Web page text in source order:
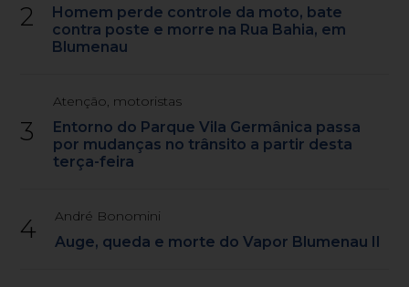
2
Homem perde controle da moto, bate
contra poste e morre na Rua Bahia, em
Blumenau
3
Atenção, motoristas
Entorno do Parque Vila Germânica passa
por mudanças no trânsito a partir desta
terça-feira
4 André Bonomini
Auge, queda e morte do Vapor Blumenau II